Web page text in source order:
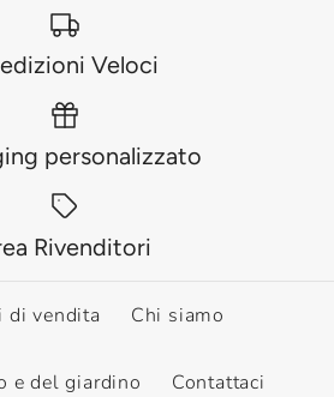
Veloci
personalizzato
Rivenditori
di vendita Chi siamo
e del giardino Contattaci